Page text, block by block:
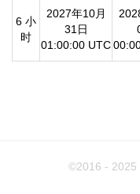
6 小
时
2027年10月
31日
01:00:00 UTC
©2016 - 2025